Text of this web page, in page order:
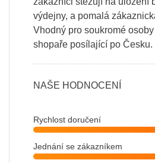
výdejny, a pomalá
Vhodný pro soukromé
shopaře posílající po Česku.
NAŠE HODNOCENÍ
Rychlost doručení
Jednání se zákazníkem